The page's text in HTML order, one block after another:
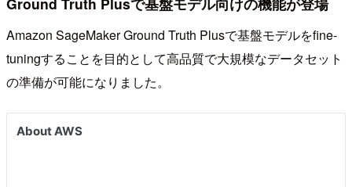
Amazon SageMaker Ground Truth Plusで基盤モデルをfine-
tuningすることを目的として高品質で大規模なデータセット
の準備が可能になりました。